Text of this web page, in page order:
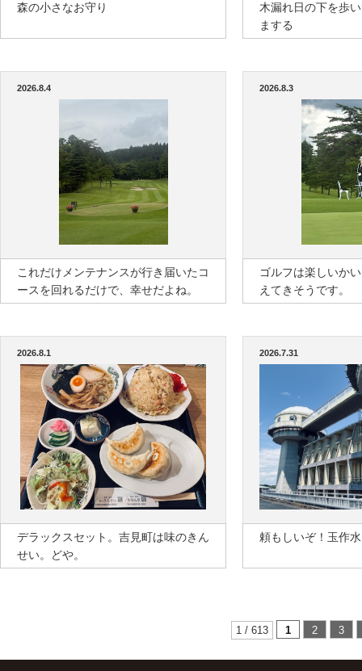
森の小さなお守り
木漏れ日の下を歩
まする
2026.8.4
これだけメンテナンスが行き届いたコ
ースを回れるだけで、幸せだよね。
2026.8.3
ゴルフは楽しいか
えてきそうです。
2026.8.1
デラックスセット。吉見町は味のきん
せい。どや。
2026.7.31
頼もしいぞ！玉作
1 / 613 1 2 3